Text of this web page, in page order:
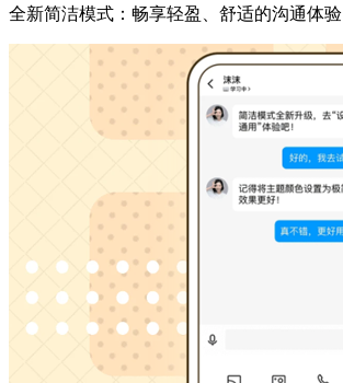
全新简洁模式：畅享轻盈、舒适的沟通体验